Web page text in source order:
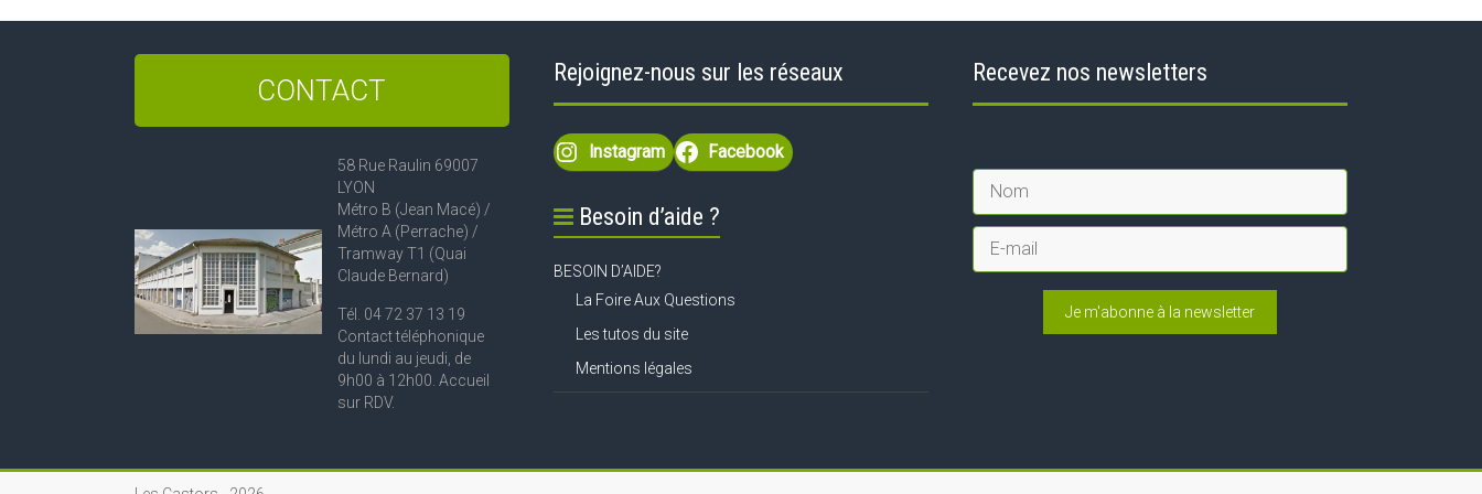
CONTACT
58 Rue Raulin 69007
LYON
Métro B (Jean Macé) /
Métro A (Perrache) /
Tramway T1 (Quai
Claude Bernard)
Tél. 04 72 37 13 19
Contact téléphonique
du lundi au jeudi, de
9h00 à 12h00. Accueil
sur RDV.
Rejoignez-nous sur les réseaux
Instagram Facebook
Besoin d’aide ?
BESOIN D’AIDE?
La Foire Aux Questions
Les tutos du site
Mentions légales
Recevez nos newsletters
Je m'abonne à la newsletter